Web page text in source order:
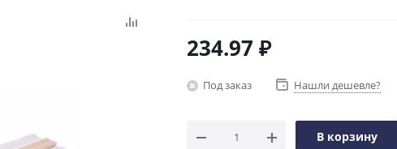
234.97 ₽
Под заказ Нашли дешевле?
В корзину